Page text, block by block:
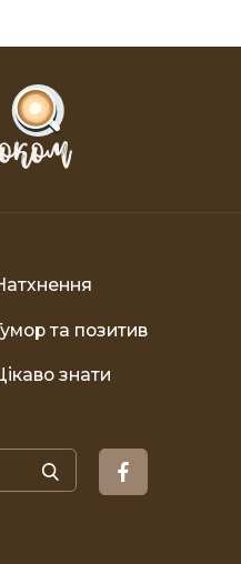
та позитив
знати